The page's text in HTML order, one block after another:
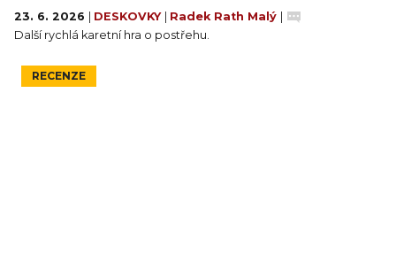
23. 6. 2026 | DESKOVKY | Radek Rath Malý |
Další rychlá karetní hra o postřehu.
RECENZE